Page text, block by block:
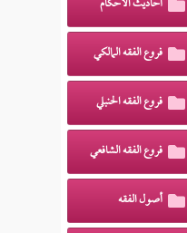
فروع الفقه المالكي
فروع الفقه الحنبلي
فروع الفقه الشافعي
أصول الفقه